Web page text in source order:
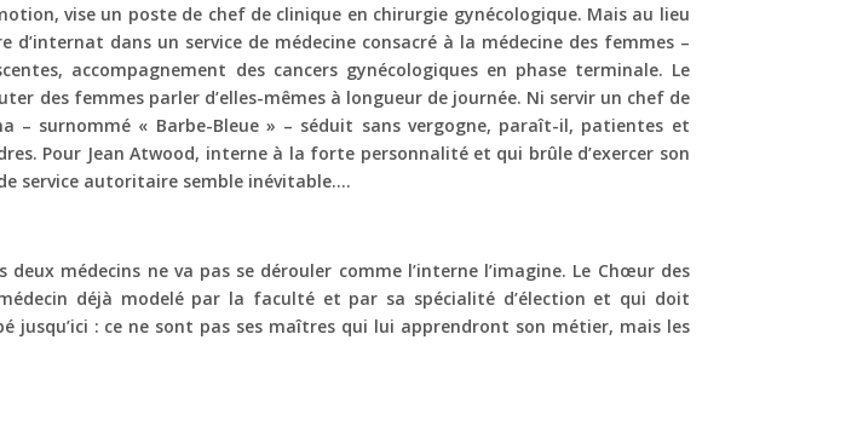
vise un poste de chef de clinique en chirurgie gynécologique. Mais au lieu
dans un service de médecine consacré à la médecine des femmes –
accompagnement des cancers gynécologiques en phase terminale. Le
des femmes parler d’elles-mêmes à longueur de journée. Ni servir un chef de
– surnommé « Barbe-Bleue » – séduit sans vergogne, paraît-il, patientes et
Pour Jean Atwood, interne à la forte personnalité et qui brûle d’exercer son
service autoritaire semble inévitable….
médecins ne va pas se dérouler comme l’interne l’imagine. Le Chœur des
déjà modelé par la faculté et par sa spécialité d’élection et qui doit
jusqu’ici : ce ne sont pas ses maîtres qui lui apprendront son métier, mais les